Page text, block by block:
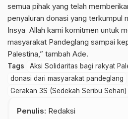
semua pihak yang telah
penyaluran donasi yang terkumpul
Insya Allah kami komitmen untuk
masyarakat Pandeglang sampai
Palestina,” tambah Ade.
Tags Aksi Solidaritas bagi rakyat
donasi dari masyarakat pandeglang
Gerakan 3S (Sedekah Seribu Sehari)
Penulis: Redaksi